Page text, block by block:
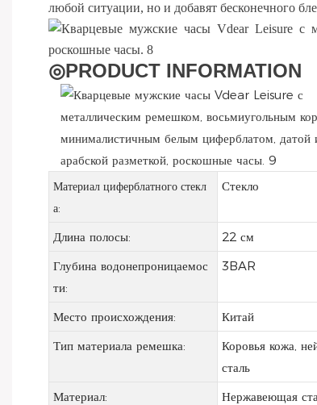
любой ситуации, но и добавят бесконечного
◎PRODUCT INFORMATION
Материал циферблатного стекл
а:
Стекло
Длина полосы: 22 см
Глубина водонепроницаемос
ти:
3BAR
Место происхождения: Китай
Тип материала ремешка:
Коровья кожа,
сталь
Материал:
Нержавеющая